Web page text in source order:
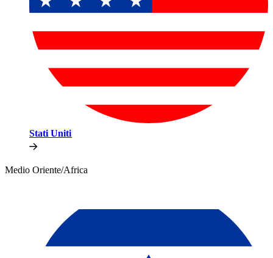
Stati Uniti​​
Medio Oriente/Africa​​